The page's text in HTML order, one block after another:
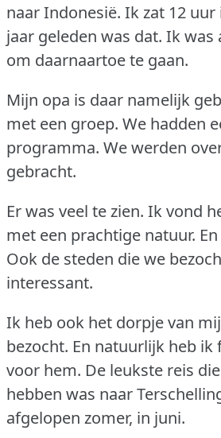
naar Indonesiё. Ik zat 12
jaar geleden was dat. Ik was
om daarnaartoe te gaan.
Mijn opa is daar namelijk
met een groep. We hadden
programma. We werden
gebracht.
Er was veel te zien. Ik vond
met een prachtige natuur.
Ook de steden die we
interessant.
Ik heb ook het dorpje van
bezocht. En natuurlijk heb
voor hem. De leukste reis
hebben was naar
afgelopen zomer, in juni.